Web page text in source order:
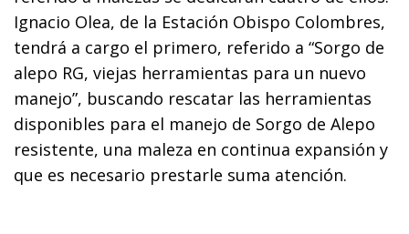
Ignacio Olea, de la Estación Obispo Colombres,
tendrá a cargo el primero, referido a “Sorgo de
alepo RG, viejas herramientas para un nuevo
manejo”, buscando rescatar las herramientas
disponibles para el manejo de Sorgo de Alepo
resistente, una maleza en continua expansión y
que es necesario prestarle suma atención.